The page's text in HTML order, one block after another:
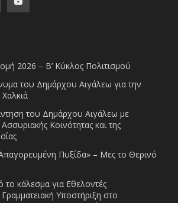
2026 – Β’ Κύκλος Πολιτισμού
του Δημάρχου Αιγάλεω για την
του Δημάρχου Αιγάλεω με
Κοινότητας και της
Πυξίδα» – Μες το Θερινό
το κάλεσμα για Εθελοντές
Υποστήριξη στο